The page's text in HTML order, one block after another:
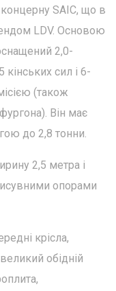
SAIC, що в
LDV. Основою
2,0-
сил і 6-
(також
Він має
до 2,8 тонни.
2,5 метра і
опорами
крісла,
обідній